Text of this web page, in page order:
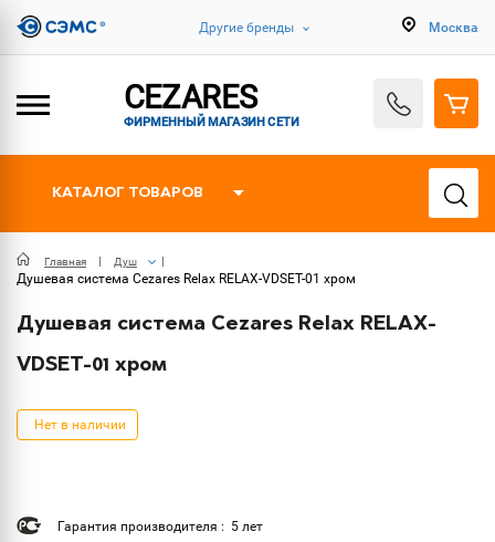
Другие бренды Москва
CEZARES
ФИРМЕННЫЙ МАГАЗИН СЕТИ
КАТАЛОГ ТОВАРОВ
Главная Душ
Душевая система Cezares Relax RELAX-VDSET-01 хром
Душевая система Cezares Relax RELAX-
VDSET-01 хром
Нет в наличии
Гарантия производителя : 5 лет